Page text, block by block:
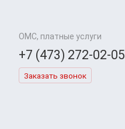
ОМС, платные услуги
+7 (473) 272-02-05
Заказать звонок